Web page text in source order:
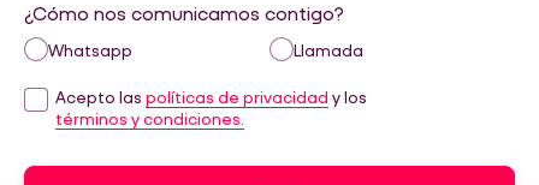
¿Cómo nos comunicamos contigo?
Whatsapp Llamada
Acepto las políticas de privacidad y los
términos y condiciones.